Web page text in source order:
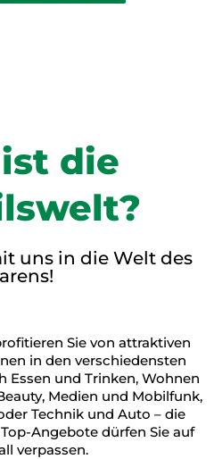
die
uns in die Welt des
Sie von attraktiven
in den verschiedensten
Essen und Trinken, Wohnen
Medien und Mobilfunk,
Technik und Auto – die
Angebote dürfen Sie auf
verpassen.